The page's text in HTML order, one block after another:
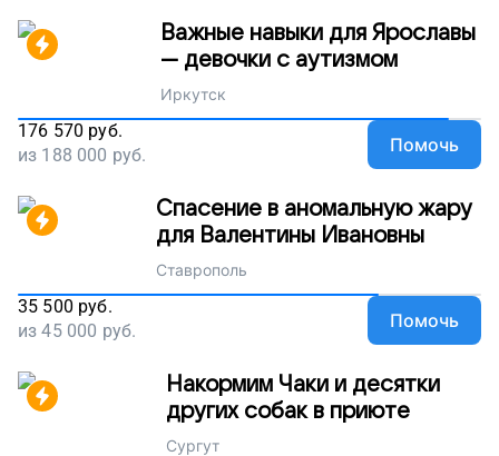
Важные навыки для Ярославы
— девочки с аутизмом
Иркутск
176 570 руб.
из 188 000 руб. Помочь
Спасение в аномальную жару
для Валентины Ивановны
Ставрополь
35 500 руб.
из45 000 руб. Помочь
Накормим Чаки и десятки
других собак в приюте
Сургут